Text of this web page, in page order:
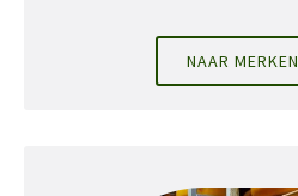
NAAR MERKEN